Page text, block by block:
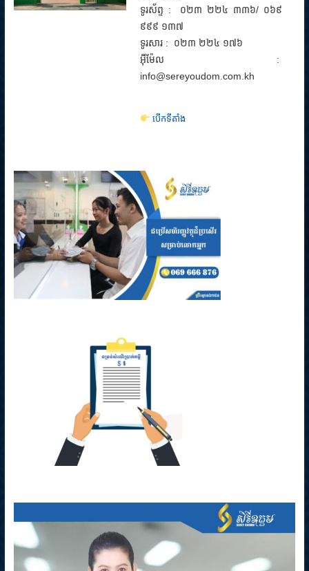
ទូរស័ព្ទ : ០២៣ ២២៤ ៣៣៦/ ០៦៩
៩៩៩ ១៣៧
ទូរសារ : ០២៣ ២២៤ ១៧៦
អ៊ីម៉ែល :
info@sereyoudom.com.kh
បើកទីតាំង